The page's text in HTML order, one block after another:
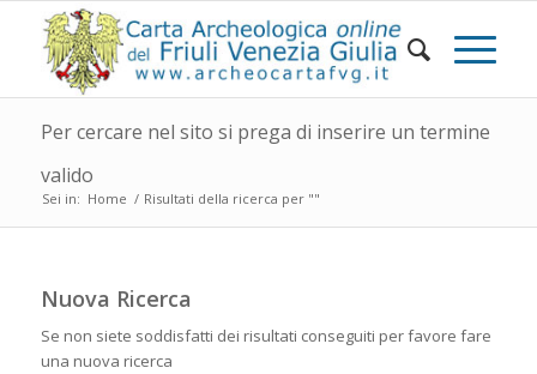
Per cercare nel sito si prega di inserire un termine
valido
Sei in: Home / Risultati della ricerca per ""
Nuova Ricerca
Se non siete soddisfatti dei risultati conseguiti per favore fare
una nuova ricerca